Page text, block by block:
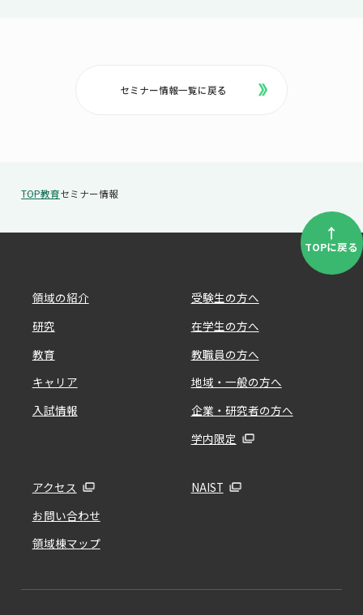
セミナー情報一覧に戻る
TOP教育セミナー情報
↑
TOPに戻る
領域の紹介
研究
教育
キャリア
入試情報
受験生の方へ
在学生の方へ
教職員の方へ
地域・一般の方へ
企業・研究者の方へ
学内限定
アクセス
お問い合わせ
領域棟マップ
NAIST